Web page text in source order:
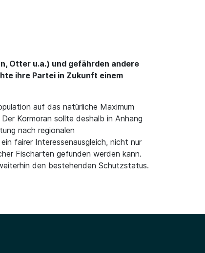
Otter u.a.) und gefährden andere
ihre Partei in Zukunft einem
auf das natürliche Maximum
Kormoran sollte deshalb in Anhang
nach regionalen
fairer Interessenausgleich, nicht nur
Fischarten gefunden werden kann.
den bestehenden Schutzstatus.